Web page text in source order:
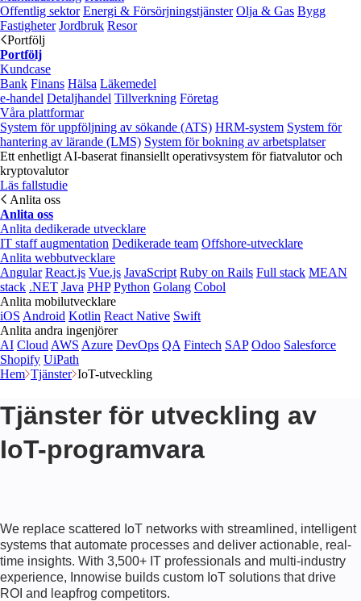
Offentlig sektor Energi & Försörjningstjänster Olja & Gas Bygg
Fastigheter Jordbruk Resor
Portfölj
Portfölj
Kundcase
Bank Finans Hälsa Läkemedel
e‑handel Detaljhandel Tillverkning Företag
Våra plattformar
System för uppföljning av sökande (ATS) HRM-system System för
hantering av lärande (LMS) System för bokning av arbetsplatser
Ett enhetligt AI-baserat finansiellt operativsystem för fiatvalutor och
kryptovalutor
Läs fallstudie
Anlita oss
Anlita oss
Anlita dedikerade utvecklare
IT staff augmentation Dedikerade team Offshore-utvecklare
Anlita webbutvecklare
Angular React.js Vue.js JavaScript Ruby on Rails Full stack MEAN
stack .NET Java PHP Python Golang Cobol
Anlita mobilutvecklare
iOS Android Kotlin React Native Swift
Anlita andra ingenjörer
AI Cloud AWS Azure DevOps QA Fintech SAP Odoo Salesforce
Shopify UiPath
Hem Tjänster IoT-utveckling
Tjänster för utveckling av
IoT-programvara
We replace scattered IoT networks with streamlined, intelligent
systems that automate processes and deliver actionable, real-
time insights. With 3,500+ IT professionals and multi-industry
experience, Innowise builds custom IoT solutions that drive
ROI and leapfrog competitors.